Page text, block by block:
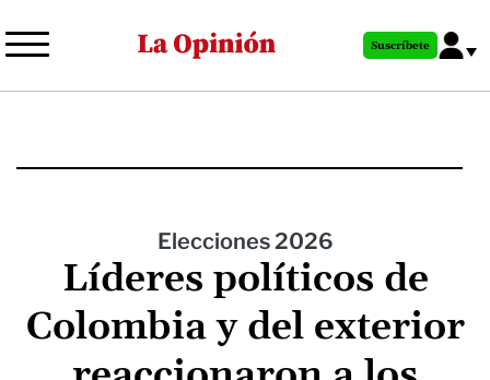
al
principal
Suscríbete
Elecciones 2026
Líderes políticos de
Colombia y del exterior